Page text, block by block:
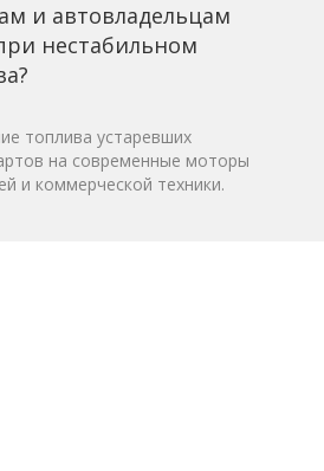
и автовладельцам
нестабильном
топлива устаревших
на современные моторы
и коммерческой техники.